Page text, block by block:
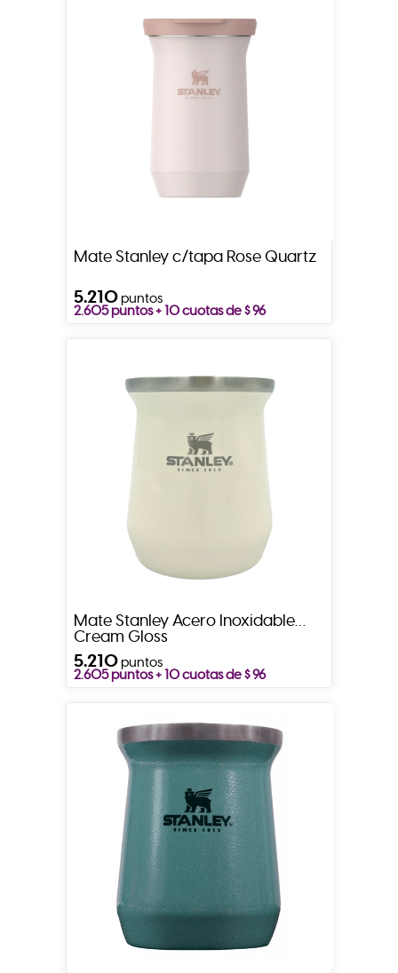
Mate Stanley c/tapa Rose Quartz
5.210puntos
2.605 puntos + 10 cuotas de $ 96
Mate Stanley Acero Inoxidable
Cream Gloss
5.210puntos
2.605 puntos + 10 cuotas de $ 96